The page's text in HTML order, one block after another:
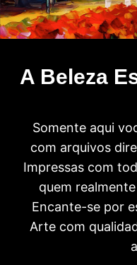
A Beleza
Somente aqui
com arquivos
Impressas com
quem
Encante-se por
Arte com